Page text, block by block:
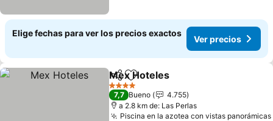
Elige fechas para ver los precios exactos
Ver precios
CompartirAgregar a favoritos
Mex Hoteles
4 Estrellas
7,7 Bueno
4.755
a 2.8 km de: Las Perlas
Piscina en la azotea con vistas panorámicas